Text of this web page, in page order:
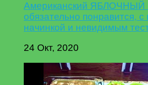
Американский
обязательно понравится,
начинкой и невидимым
24 Окт, 2020